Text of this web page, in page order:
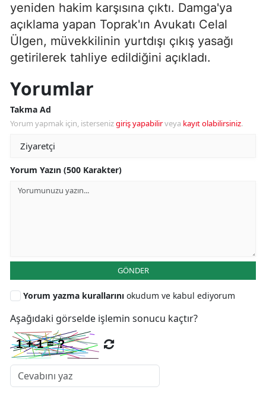
yeniden hakim karşısına çıktı. Damga'ya
açıklama yapan Toprak'ın Avukatı Celal
Ülgen, müvekkilinin yurtdışı çıkış yasağı
getirilerek tahliye edildiğini açıkladı.
Yorumlar
Takma Ad
Yorum yapmak için, istersenizgiriş yapabilirveya kayıt olabilirsiniz.
Yorum Yazın (500 Karakter)
GÖNDER
Yorum yazma kurallarını okudum ve kabul ediyorum
Aşağıdaki görselde işlemin sonucu kaçtır?